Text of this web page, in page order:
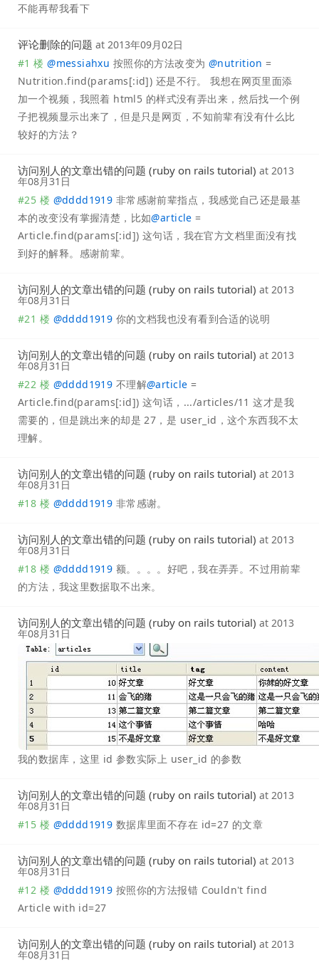
不能再帮我看下
评论删除的问题 at 2013年09月02日
#1 楼 @messiahxu 按照你的方法改变为 @nutrition =
Nutrition.find(params[:id]) 还是不行。 我想在网页里面添
加一个视频，我照着 html5 的样式没有弄出来，然后找一个例
子把视频显示出来了，但是只是网页，不知前辈有没有什么比
较好的方法？
访问别人的文章出错的问题 (ruby on rails tutorial) at 2013
年08月31日
#25 楼 @dddd1919 非常感谢前辈指点，我感觉自己还是最基
本的改变没有掌握清楚，比如@article =
Article.find(params[:id]) 这句话，我在官方文档里面没有找
到好的解释。感谢前辈。
访问别人的文章出错的问题 (ruby on rails tutorial) at 2013
年08月31日
#21 楼 @dddd1919 你的文档我也没有看到合适的说明
访问别人的文章出错的问题 (ruby on rails tutorial) at 2013
年08月31日
#22 楼 @dddd1919 不理解@article =
Article.find(params[:id]) 这句话，.../articles/11 这才是我
需要的，但是跳出来的却是 27，是 user_id，这个东西我不太
理解。
访问别人的文章出错的问题 (ruby on rails tutorial) at 2013
年08月31日
#18 楼 @dddd1919 非常感谢。
访问别人的文章出错的问题 (ruby on rails tutorial) at 2013
年08月31日
#18 楼 @dddd1919 额。。。。好吧，我在弄弄。不过用前辈
的方法，我这里数据取不出来。
访问别人的文章出错的问题 (ruby on rails tutorial) at 2013
年08月31日
我的数据库，这里 id 参数实际上 user_id 的参数
访问别人的文章出错的问题 (ruby on rails tutorial) at 2013
年08月31日
#15 楼 @dddd1919 数据库里面不存在 id=27 的文章
访问别人的文章出错的问题 (ruby on rails tutorial) at 2013
年08月31日
#12 楼 @dddd1919 按照你的方法报错 Couldn't find
Article with id=27
访问别人的文章出错的问题 (ruby on rails tutorial) at 2013
年08月31日